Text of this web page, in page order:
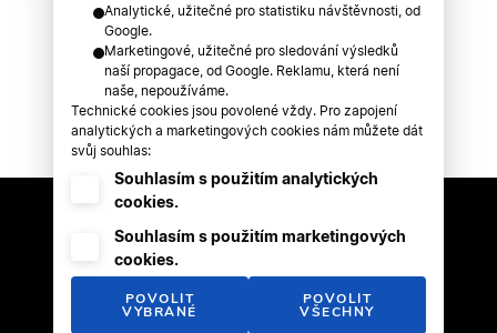
Analytické, užitečné pro statistiku návštěvnosti, od
Google.
Marketingové, užitečné pro sledování výsledků
naší propagace, od Google. Reklamu, která není
naše, nepoužíváme.
Technické cookies jsou povolené vždy. Pro zapojení
analytických a marketingových cookies nám můžete dát
svůj souhlas:
Souhlasím s použitím analytických
cookies.
Souhlasím s použitím marketingových
cookies.
POVOLIT
VYBRANÉ
POVOLIT
VŠECHNY